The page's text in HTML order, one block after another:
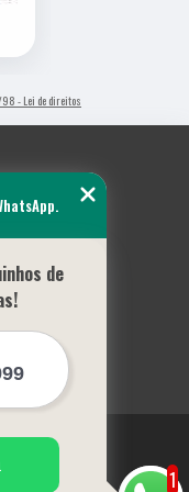
- Lei de direitos
1
de